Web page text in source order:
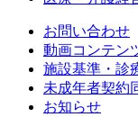
お問い合わせ
動画コンテン
施設基準・診
未成年者契約
お知らせ